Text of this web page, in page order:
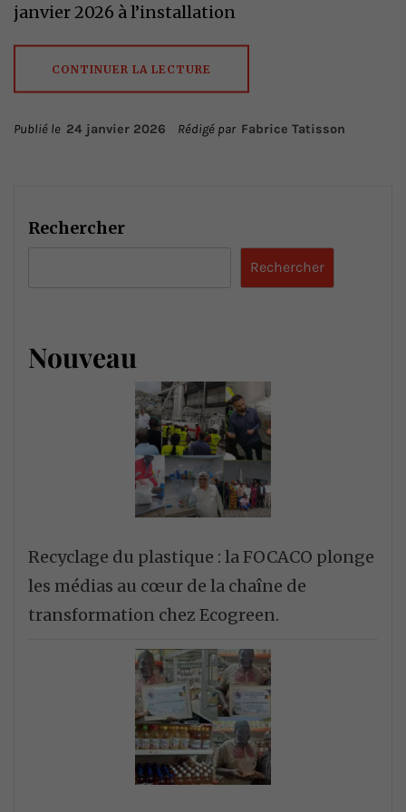
janvier 2026 à l’installation
CONTINUER LA LECTURE
Publié le 24 janvier 2026 Rédigé par Fabrice Tatisson
Rechercher
Rechercher
Nouveau
Recyclage du plastique : la FOCACO plonge
les médias au cœur de la chaîne de
transformation chez Ecogreen.